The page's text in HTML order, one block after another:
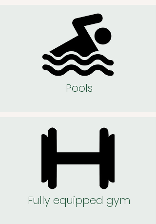
Pools
Fully equipped gym